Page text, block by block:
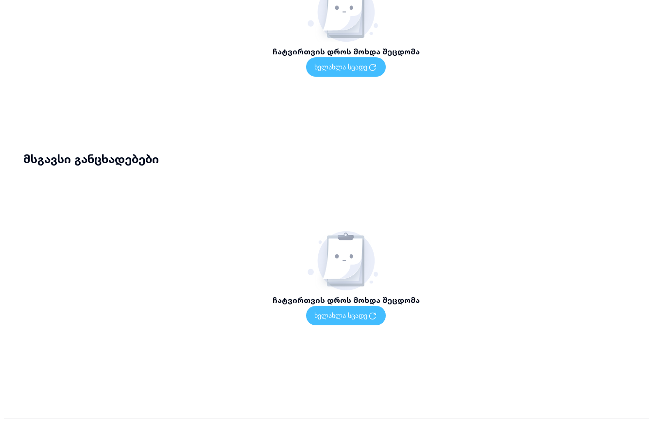
ჩატვირთვის დროს მოხდა შეცდომა
ხელახლა სცადე
მსგავსი განცხადებები
ჩატვირთვის დროს მოხდა შეცდომა
ხელახლა სცადე